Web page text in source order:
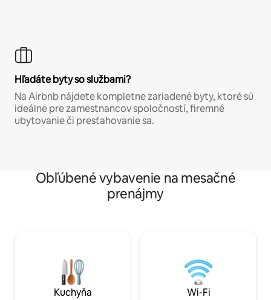
Hľadáte byty so službami?
Na Airbnb nájdete kompletne zariadené byty, ktoré sú
ideálne pre zamestnancov spoločností, firemné
ubytovanie či presťahovanie sa.
Obľúbené vybavenie na mesačné
prenájmy
Kuchyňa Wi-Fi